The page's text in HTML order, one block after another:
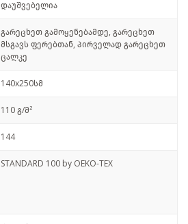
დაუშვებელია
გარეცხეთ გამოყენებამდე, გარეცხეთ
მსგავს ფერებთან, პირველად გარეცხეთ
ცალკე
140x250სმ
110 გ/მ²
144
STANDARD 100 by OEKO-TEX